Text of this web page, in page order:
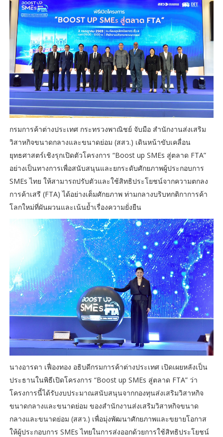
กรมการค้าต่างประเทศ กระทรวงพาณิชย์ จับมือ สำนักงานส่งเสริม
วิสาหกิจขนาดกลางและขนาดย่อม (สสว.) เดินหน้าขับเคลื่อน
ยุทธศาสตร์เชิงรุกเปิดตัวโครงการ “Boost up SMEs สู่ตลาด FTA”
อย่างเป็นทางการเพื่อสนับสนุนและยกระดับศักยภาพผู้ประกอบการ
SMEs ไทย ให้สามารถปรับตัวและใช้สิทธิประโยชน์จากความตกลง
การค้าเสรี (FTA) ได้อย่างเต็มศักยภาพ ท่ามกลางบริบทกติกาการค้า
โลกใหม่ที่ผันผวนและเน้นย้ำเรื่องความยั่งยืน
นางอารดา เฟื่องทอง อธิบดีกรมการค้าต่างประเทศ เปิดเผยหลังเป็น
ประธานในพิธีเปิดโครงการ “Boost up SMEs สู่ตลาด FTA” ว่า
โครงการนี้ได้รับงบประมาณสนับสนุนจากกองทุนส่งเสริมวิสาหกิจ
ขนาดกลางและขนาดย่อม ของสำนักงานส่งเสริมวิสาหกิจขนาด
กลางและขนาดย่อม (สสว.) เพื่อมุ่งพัฒนาศักยภาพและขยายโอกาส
ให้ผู้ประกอบการ SMEs ไทยในการส่งออกด้วยการใช้สิทธิประโยชน์